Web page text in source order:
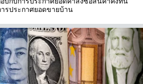
รประกาศยอดขายบ้าน